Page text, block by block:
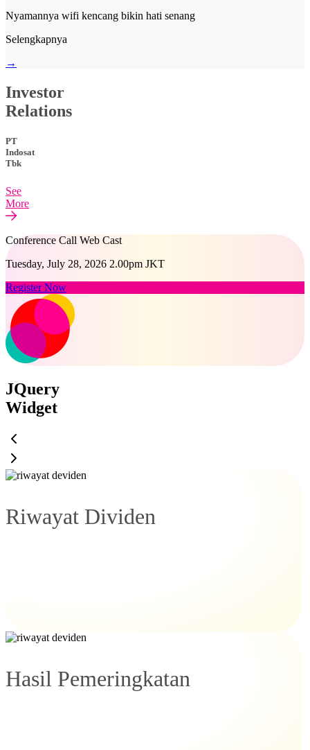
Nyamannya wifi kencang bikin hati senang
Selengkapnya
→
Investor
Relations
PT
Indosat
Tbk
See
More
Conference Call Web Cast
Tuesday, July 28, 2026 2.00pm JKT
Register Now
JQuery
Widget
Riwayat Dividen
Hasil Pemeringkatan